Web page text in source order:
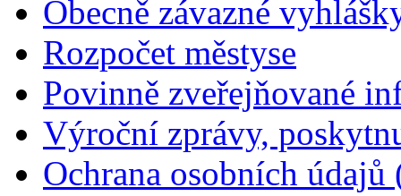
Obecně závazné
Rozpočet městyse
Povinně zveřejňované
Výroční zprávy,
Ochrana osobních údajů